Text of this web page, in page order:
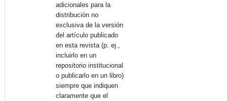
adicionales para la
distribución no
exclusiva de la versión
del artículo publicado
en esta revista (p. ej.,
incluirlo en un
repositorio institucional
o publicarlo en un libro)
siempre que indiquen
claramente que el